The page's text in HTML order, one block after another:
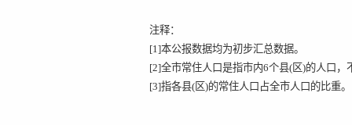
注释：
[1]本公报数据均为初步汇总数据。
[2]全市常住人口是指市内6个县(区)的人口，
[3]指各县(区)的常住人口占全市人口的比重。